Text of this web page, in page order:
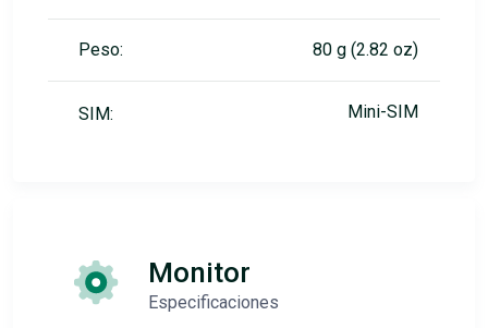
Peso: 80 g (2.82 oz)
SIM: Mini-SIM
Monitor
Especificaciones